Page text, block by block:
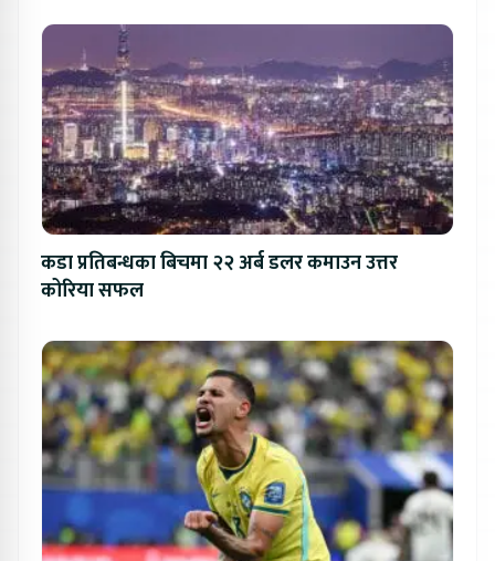
कडा प्रतिबन्धका बिचमा २२ अर्ब डलर कमाउन उत्तर
कोरिया सफल